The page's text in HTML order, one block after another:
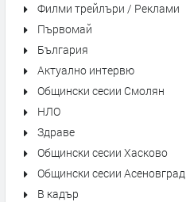
Филми трейлъри / Реклами
Първомай
България
Актуално интервю
Общински сесии Смолян
НЛО
Здраве
Общински сесии Хасково
Общински сесии Асеновград
В кадър